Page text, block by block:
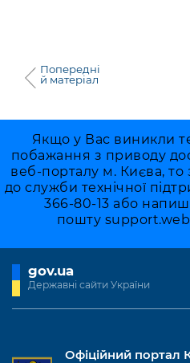
Попередні
й матеріал
Якщо у Вас виникли
побажання з приводу
веб-порталу м. Києва, то
до служби технічної
366-80-13 або
пошту
gov.ua
Державні сайти України
Офіційний портал